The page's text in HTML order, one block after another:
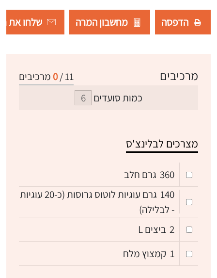
הדפסה מחשבון המרה שלחו את
11
/
0 מרכיבים מרכיבים
כמות סועדים
מצרכים לבלינצ'ס
360 גרם חלב
140
גרם עוגיות לוטוס גרוסות (כ-20 עוגיות
- לבלילה)
2 ביצים L
1 קמצוץ מלח